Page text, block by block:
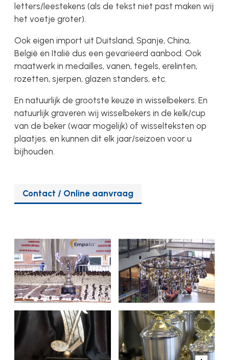
letters/leestekens (als de tekst niet past maken wij
het voetje groter).
Ook eigen import uit Duitsland, Spanje, China,
België en Italië dus een gevarieerd aanbod. Ook
maatwerk in medailles, vanen, tegels, erelinten,
rozetten, sjerpen, glazen standers, etc.
En natuurlijk de grootste keuze in wisselbekers. En
natuurlijk graveren wij wisselbekers in de kelk/cup
van de beker (waar mogelijk) of wisselteksten op
plaatjes. en kunnen dit elk jaar/seizoen voor u
bijhouden.
Contact / Online aanvraag